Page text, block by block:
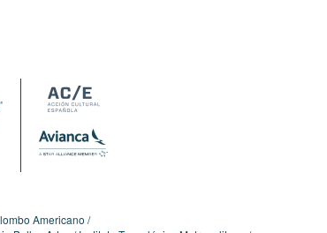
Americano